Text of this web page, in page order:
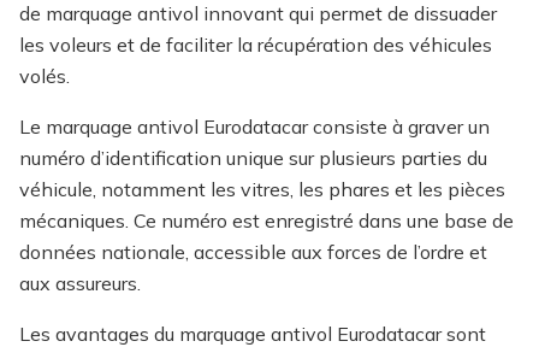
de marquage antivol innovant qui permet de dissuader
les voleurs et de faciliter la récupération des véhicules
volés.
Le marquage antivol Eurodatacar consiste à graver un
numéro d’identification unique sur plusieurs parties du
véhicule, notamment les vitres, les phares et les pièces
mécaniques. Ce numéro est enregistré dans une base de
données nationale, accessible aux forces de l’ordre et
aux assureurs.
Les avantages du marquage antivol Eurodatacar sont